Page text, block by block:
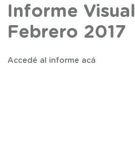
Informe Visual
Febrero 2017
Accedé al informe acá